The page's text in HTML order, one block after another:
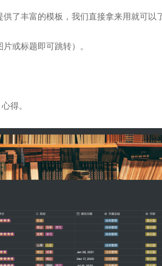
了丰富的模板，我们直接拿来用就可
或标题即可跳转）。
得。